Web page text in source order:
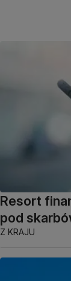
Resort
pod
Z KRAJU